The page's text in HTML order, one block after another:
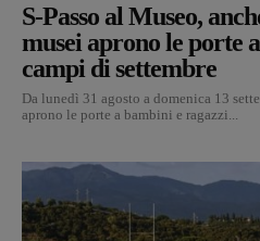
S-Passo al Museo,
musei aprono le porte
campi di settembre
Da lunedì 31 agosto a domenica 13
aprono le porte a bambini e ragazzi...